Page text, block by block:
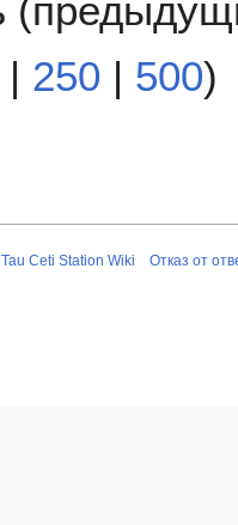
(
| 250 | 500)
Ceti Station Wiki Отказ от